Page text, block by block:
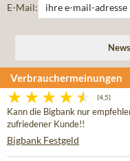
E-Mail:
Verbrauchermeinungen
(4,5)
Kann die Bigbank nur
zufriedener Kunde!!
Bigbank Festgeld